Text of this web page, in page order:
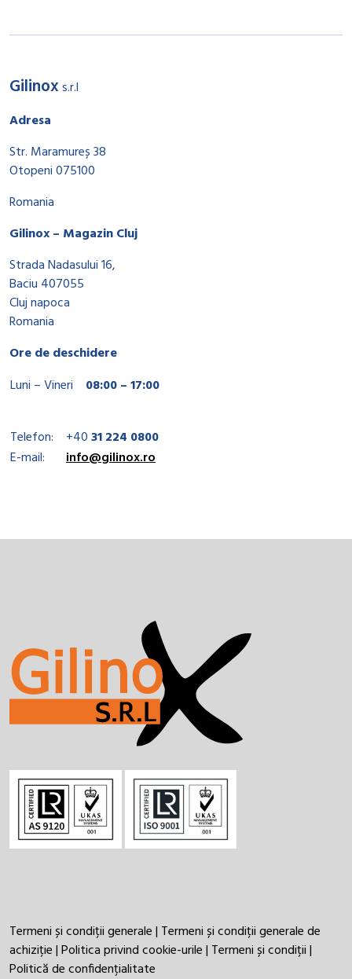
Gilinoxs.r.l
Adresa
Str. Maramureș 38
Otopeni 075100
Romania
Gilinox – Magazin Cluj
Strada Nadasului 16,
Baciu 407055
Cluj napoca
Romania
Ore de deschidere
Luni – Vineri
08:00 – 17:00
Telefon: +4031 224 0800
E-mail:
info@gilinox.ro
Termeni și condiții generale| Termeni și condiții generale de
achiziție|Politica privind cookie-urile| Termeni și condiții|
Politică de confidențialitate